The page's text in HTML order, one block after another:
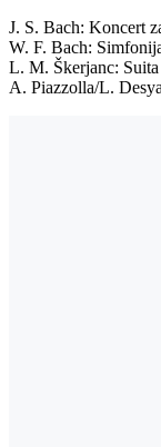
J. S. Bach: Koncert
W. F. Bach:
L. M. Škerjanc: Suita
A. Piazzolla/L.